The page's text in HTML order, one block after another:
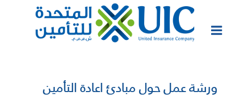
ورشة عمل حول مبادئ اعادة التأمين